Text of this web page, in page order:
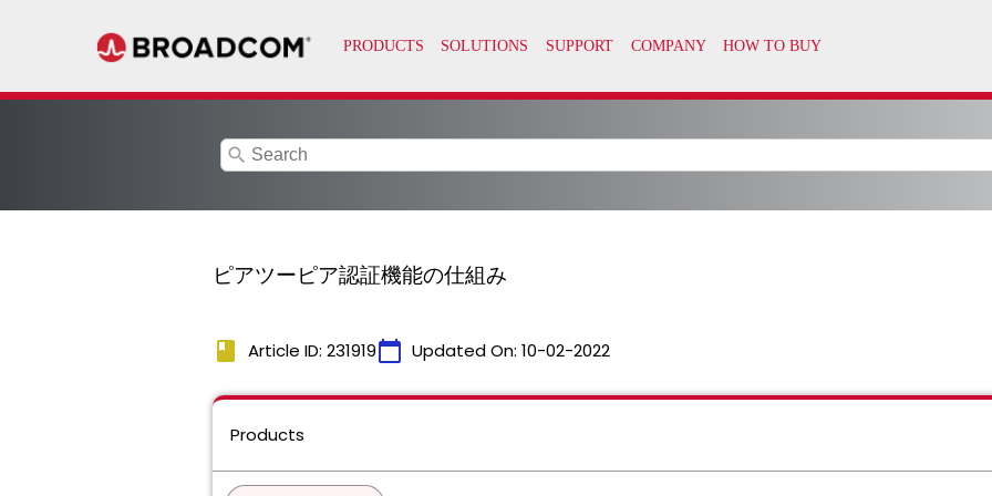
search
ピアツーピア認証機能の仕組み
book Article ID: 231919calendar_today Updated On: 10-02-2022
Products